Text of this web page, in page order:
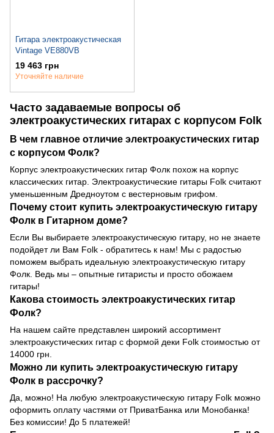
Гитара электроакустическая
Vintage VE880VB
19 463 грн
Уточняйте наличие
Часто задаваемые вопросы об
электроакустических гитарах с корпусом Folk
В чем главное отличие электроакустических гитар
с корпусом Фолк?
Корпус электроакустических гитар Фолк похож на корпус
классических гитар. Электроакустические гитары Folk считают
уменьшенным Дредноутом с вестерновым грифом.
Почему стоит купить электроакустическую гитару
Фолк в Гитарном доме?
Если Вы выбираете электроакустическую гитару, но не знаете
подойдет ли Вам Folk - обратитесь к нам! Мы с радостью
поможем выбрать идеальную электроакустическую гитару
Фолк. Ведь мы – опытные гитаристы и просто обожаем
гитары!
Какова стоимость электроакустических гитар
Фолк?
На нашем сайте представлен широкий ассортимент
электроакустических гитар с формой деки Folk стоимостью от
14000 грн.
Можно ли купить электроакустическую гитару
Фолк в рассрочку?
Да, можно! На любую электроакустическую гитару Folk можно
оформить оплату частями от ПриватБанка или Монобанка!
Без комиссии! До 5 платежей!